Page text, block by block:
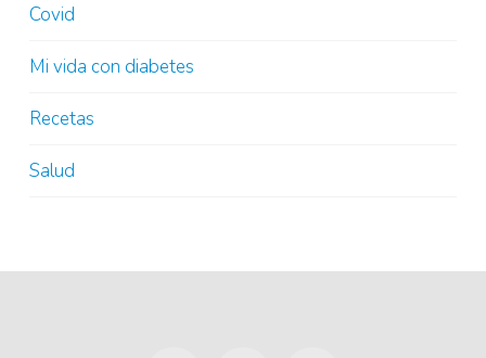
Covid
Mi vida con diabetes
Recetas
Salud